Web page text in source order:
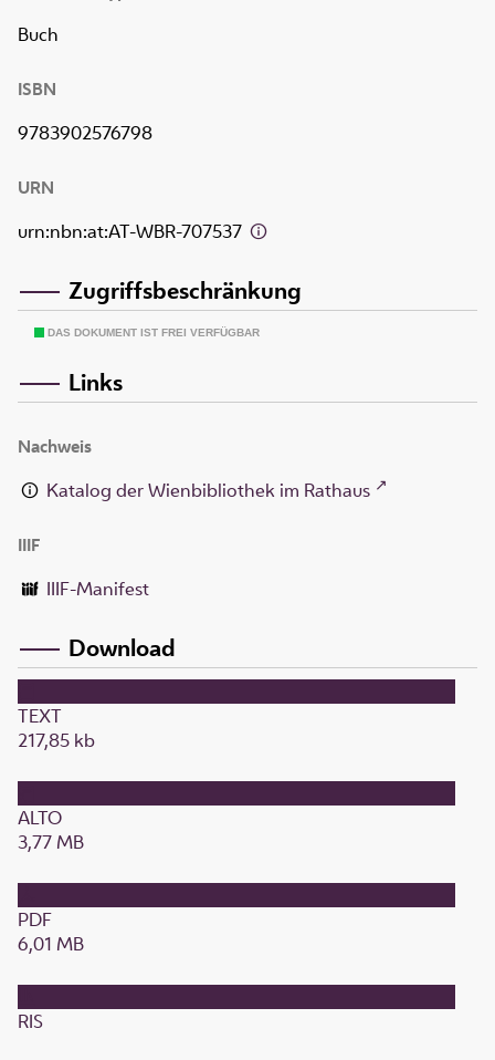
Buch
ISBN
9783902576798
URN
urn:nbn:at:AT-WBR-707537
Zugriffsbeschränkung
DAS DOKUMENT IST FREI VERFÜGBAR
Links
Nachweis
Katalog der Wienbibliothek im Rathaus
IIIF
IIIF-Manifest
Download
TEXT
217,85 kb
ALTO
3,77 MB
PDF
6,01 MB
RIS